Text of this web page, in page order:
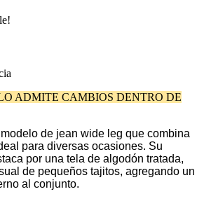
ADMITE CAMBIOS DENTRO DE
de jean wide leg que combina
para diversas ocasiones. Su
por una tela de algodón tratada,
de pequeños tajitos, agregando un
al conjunto.